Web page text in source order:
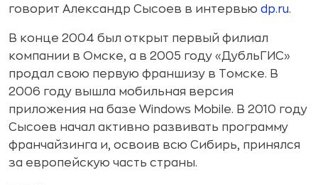
говорит Александр Сысоев в интервью dp.ru.
В конце 2004 был открыт первый филиал
компании в Омске, а в 2005 году «ДубльГИС»
продал свою первую франшизу в Томске. В
2006 году вышла мобильная версия
приложения на базе Windows Mobile. В 2010 году
Сысоев начал активно развивать программу
франчайзинга и, освоив всю Сибирь, принялся
за европейскую часть страны.